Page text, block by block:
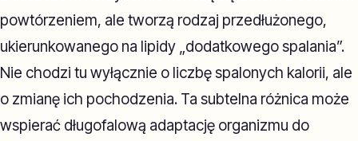
powtórzeniem, ale tworzą rodzaj przedłużonego,
ukierunkowanego na lipidy „dodatkowego spalania”.
Nie chodzi tu wyłącznie o liczbę spalonych kalorii, ale
o zmianę ich pochodzenia. Ta subtelna różnica może
wspierać długofalową adaptację organizmu do